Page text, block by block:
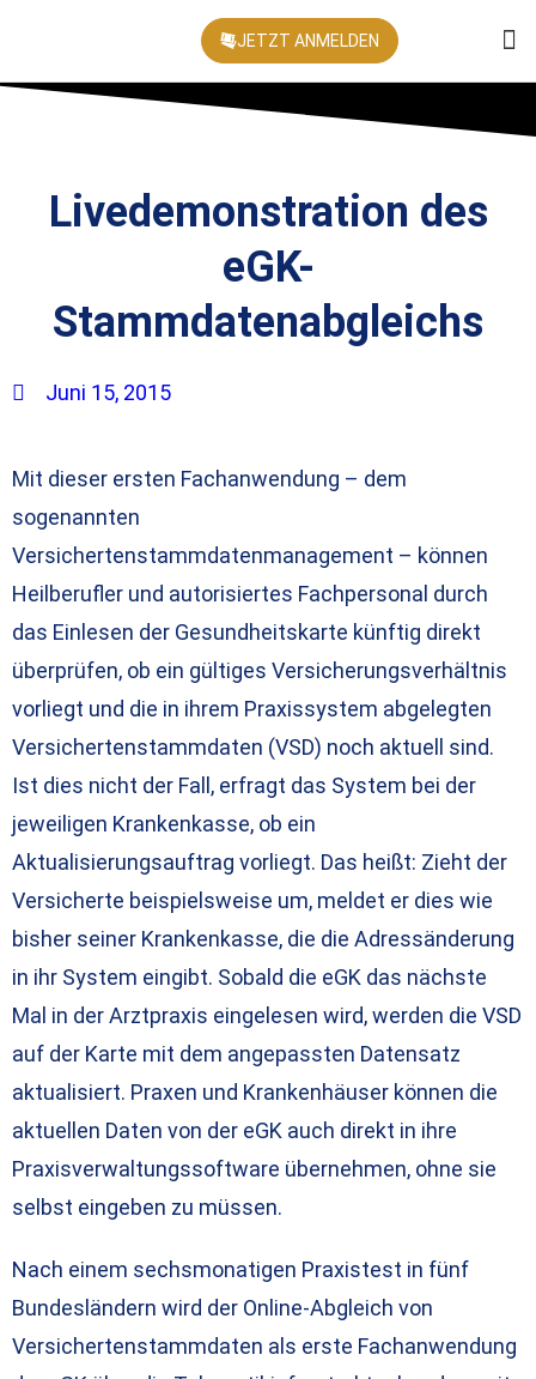
JETZT ANMELDEN
Livedemonstration des
eGK-
Stammdatenabgleichs
Juni 15, 2015
Mit dieser ersten Fachanwendung – dem
sogenannten
Versichertenstammdatenmanagement – können
Heilberufler und autorisiertes Fachpersonal durch
das Einlesen der Gesundheitskarte künftig direkt
überprüfen, ob ein gültiges Versicherungsverhältnis
vorliegt und die in ihrem Praxissystem abgelegten
Versichertenstammdaten (VSD) noch aktuell sind.
Ist dies nicht der Fall, erfragt das System bei der
jeweiligen Krankenkasse, ob ein
Aktualisierungsauftrag vorliegt. Das heißt: Zieht der
Versicherte beispielsweise um, meldet er dies wie
bisher seiner Krankenkasse, die die Adressänderung
in ihr System eingibt. Sobald die eGK das nächste
Mal in der Arztpraxis eingelesen wird, werden die VSD
auf der Karte mit dem angepassten Datensatz
aktualisiert. Praxen und Krankenhäuser können die
aktuellen Daten von der eGK auch direkt in ihre
Praxisverwaltungssoftware übernehmen, ohne sie
selbst eingeben zu müssen.
Nach einem sechsmonatigen Praxistest in fünf
Bundesländern wird der Online-Abgleich von
Versichertenstammdaten als erste Fachanwendung